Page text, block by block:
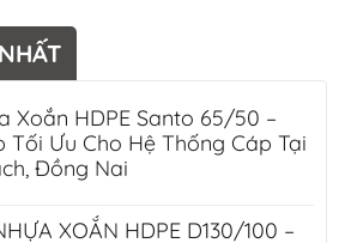
Xoắn HDPE Santo 65/50 –
Tối Ưu Cho Hệ Thống Cáp Tại
Đồng Nai
XOẮN HDPE D130/100 –